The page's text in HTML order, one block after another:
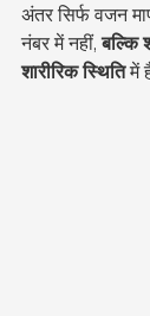
अंतर सिर्फ वजन
नंबर में नहीं, बल्कि
शारीरिक स्थिति में